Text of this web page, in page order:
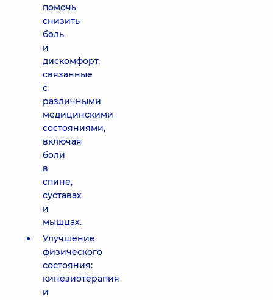
помочь
снизить
боль
и
дискомфорт,
связанные
с
различными
медицинскими
состояниями,
включая
боли
в
спине,
суставах
и
мышцах.
Улучшение
физического
состояния:
кинезиотерапия
и